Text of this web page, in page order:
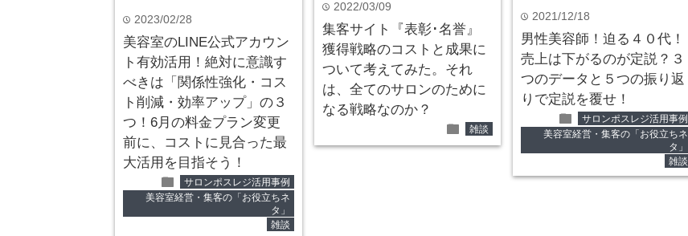
time 2023/02/28
美容室のLINE公式アカウン
ト有効活用！絶対に意識す
べきは「関係性強化・コス
ト削減・効率アップ」の３
つ！6月の料金プラン変更
前に、コストに見合った最
大活用を目指そう！
folder
サロンポスレジ活用事例
美容室経営・集客の「お役立ちネ
タ」
雑談
time 2022/03/09
集客サイト『表彰･名誉』
獲得戦略のコストと成果に
ついて考えてみた。それ
は、全てのサロンのために
なる戦略なのか？
folder 雑談
time 2021/12/18
男性美容師！迫る４０代！
売上は下がるのが定説？３
つのデータと５つの振り返
りで定説を覆せ！
folder
サロンポスレジ活用事例
美容室経営・集客の「お役立ちネ
タ」
雑談